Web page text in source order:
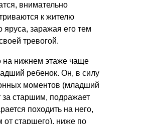
внимательно
к жителю
яруса, заражая его тем
тревогой.
нижнем этаже чаще
ребенок. Он, в силу
моментов (младший
за старшим, подражает
походить на него,
от старшего), ниже по